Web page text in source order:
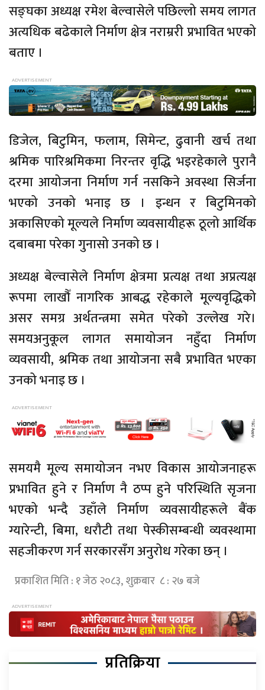
सङ्घका अध्यक्ष रमेश बेल्वासेले पछिल्लो समय लागत
अत्यधिक बढेकाले निर्माण क्षेत्र नराम्ररी प्रभावित भएको
बताए ।
डिजेल, बिटुमिन, फलाम, सिमेन्ट, ढुवानी खर्च तथा
श्रमिक पारिश्रमिकमा निरन्तर वृद्धि भइरहेकाले पुरानै
दरमा आयोजना निर्माण गर्न नसकिने अवस्था सिर्जना
भएको उनको भनाइ छ । इन्धन र बिटुमिनको
अकासिएको मूल्यले निर्माण व्यवसायीहरू ठूलो आर्थिक
दबाबमा परेका गुनासो उनको छ ।
अध्यक्ष बेल्वासेले निर्माण क्षेत्रमा प्रत्यक्ष तथा अप्रत्यक्ष
रूपमा लाखौँ नागरिक आबद्ध रहेकाले मूल्यवृद्धिको
असर समग्र अर्थतन्त्रमा समेत परेको उल्लेख गरे।
समयअनुकूल लागत समायोजन नहुँदा निर्माण
व्यवसायी, श्रमिक तथा आयोजना सबै प्रभावित भएका
उनको भनाइ छ ।
समयमै मूल्य समायोजन नभए विकास आयोजनाहरू
प्रभावित हुने र निर्माण नै ठप्प हुने परिस्थिति सृजना
भएको भन्दै उहाँले निर्माण व्यवसायीहरूले बैंक
ग्यारेन्टी, बिमा, धरौटी तथा पेस्कीसम्बन्धी व्यवस्थामा
सहजीकरण गर्न सरकारसँग अनुरोध गरेका छन् ।
प्रकाशित मिति : १ जेठ २०८३, शुक्रबार ८ : २७ बजे
प्रतिक्रिया